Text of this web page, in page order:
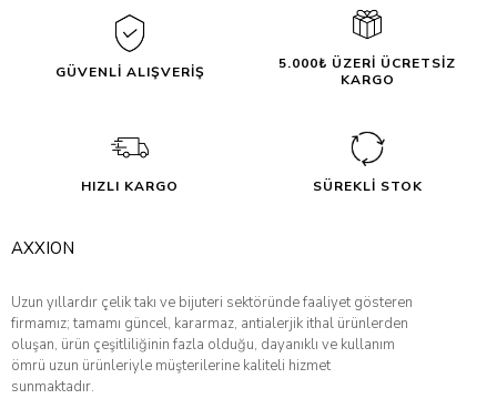
GÜVENLİ ALIŞVERİŞ
5.000₺ ÜZERİ ÜCRETSİZ
KARGO
HIZLI KARGO SÜREKLİ STOK
AXXION
Uzun yıllardır çelik takı ve bijuteri sektöründe faaliyet gösteren
firmamız; tamamı güncel, kararmaz, antialerjik ithal ürünlerden
oluşan, ürün çeşitliliğinin fazla olduğu, dayanıklı ve kullanım
ömrü uzun ürünleriyle müşterilerine kaliteli hizmet
sunmaktadır.